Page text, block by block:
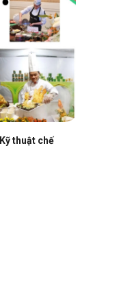
thuật chế